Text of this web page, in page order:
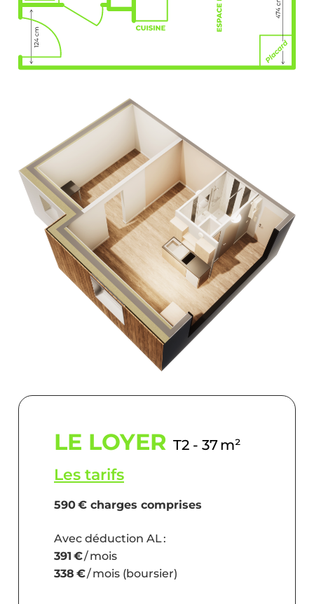
LE LOYER T2 - 37 m²
Les tarifs
590 € charges comprises
Avec déduction AL :
391 €/ mois
338 €/ mois (boursier)